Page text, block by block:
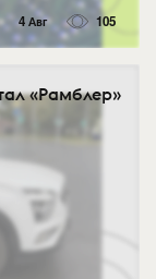
4 Авг 105
«Рамблер»